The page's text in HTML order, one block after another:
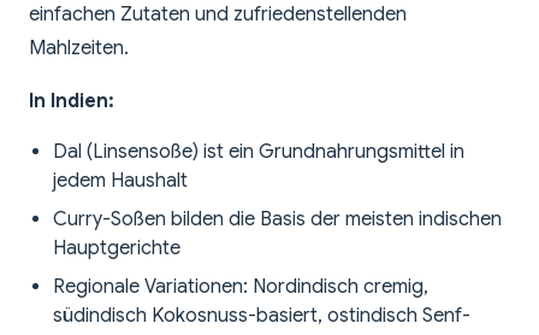
einfachen Zutaten und zufriedenstellenden
Mahlzeiten.
In Indien:
Dal (Linsensoße) ist ein Grundnahrungsmittel in
jedem Haushalt
Curry-Soßen bilden die Basis der meisten indischen
Hauptgerichte
Regionale Variationen: Nordindisch cremig,
südindisch Kokosnuss-basiert, ostindisch Senf-